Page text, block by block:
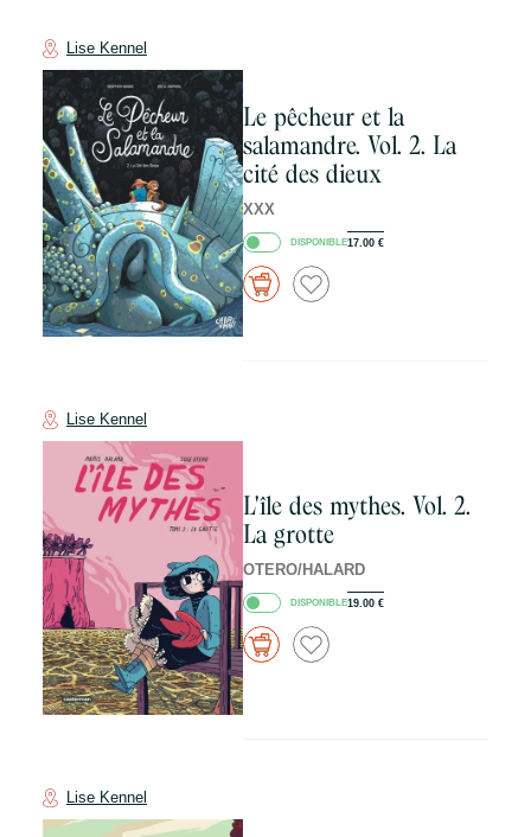
Lise Kennel
Le pêcheur et la
salamandre. Vol. 2. La
cité des dieux
XXX
DISPONIBLE17.00 €
Lise Kennel
L'île des mythes. Vol. 2.
La grotte
OTERO/HALARD
DISPONIBLE19.00 €
Lise Kennel